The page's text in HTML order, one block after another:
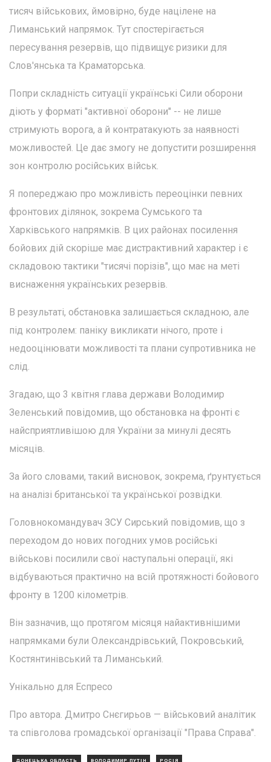
тисяч військових, ймовірно, буде націлене на
Лиманський напрямок. Тут спостерігається
пересування резервів, що підвищує ризики для
Слов'янська та Краматорська.
Попри складність ситуації українські Сили оборони
діють у форматі "активної оборони" -- не лише
стримують ворога, а й контратакують за наявності
можливостей. Це дає змогу не допустити розширення
зон контролю російських військ.
Я попереджаю про можливість переоцінки певних
фронтових ділянок, зокрема Сумського та
Харківського напрямків. В цих районах посилення
бойових дій скоріше має дистрактивний характер і є
складовою тактики "тисячі порізів", що має на меті
виснаження українських резервів.
В результаті, обстановка залишається складною, але
під контролем: паніку викликати нічого, проте і
недооцінювати можливості та плани супротивника не
слід.
Згадаю, що 3 квітня глава держави Володимир
Зеленський повідомив, що обстановка на фронті є
найсприятливішою для України за минулі десять
місяців.
За його словами, такий висновок, зокрема, ґрунтується
на аналізі британської та української розвідки.
Головнокомандувач ЗСУ Сирський повідомив, що з
переходом до нових погодних умов російські
військові посилили свої наступальні операції, які
відбуваються практично на всій протяжності бойового
фронту в 1200 кілометрів.
Він зазначив, що протягом місяця найактивнішими
напрямками були Олександрівський, Покровський,
Костянтинівський та Лиманський.
Унікально для Еспресо
Про автора. Дмитро Снєгирьов — військовий аналітик
та співголова громадської організації "Права Справа".
ДОНЕЦЬКА ОБЛАСТЬ ВОЛОДИМИР ПУТІН РОСІЯ